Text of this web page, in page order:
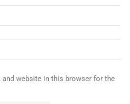
and website in this browser for the